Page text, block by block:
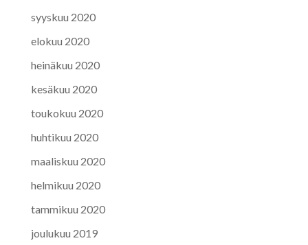
syyskuu 2020
elokuu 2020
heinäkuu 2020
kesäkuu 2020
toukokuu 2020
huhtikuu 2020
maaliskuu 2020
helmikuu 2020
tammikuu 2020
joulukuu 2019